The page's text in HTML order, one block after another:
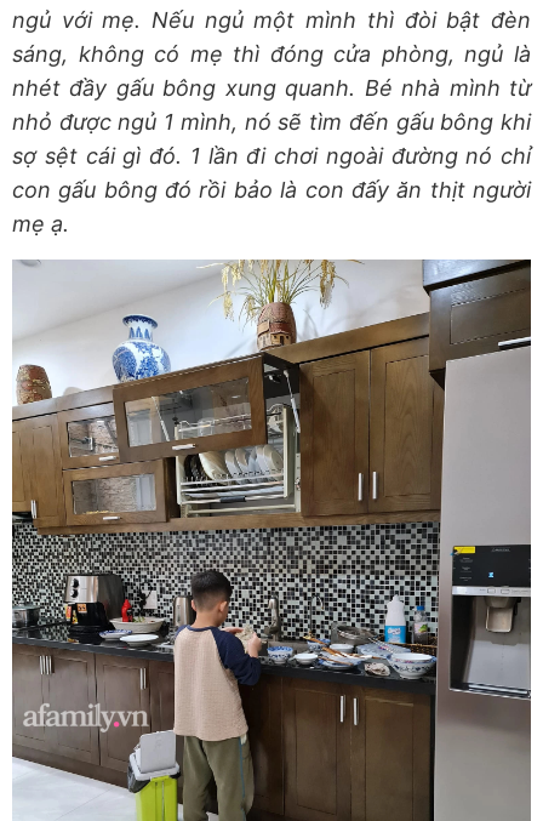
ngủ với mẹ. Nếu ngủ một mình thì đòi bật đèn
sáng, không có mẹ thì đóng cửa phòng, ngủ là
nhét đầy gấu bông xung quanh. Bé nhà mình từ
nhỏ được ngủ 1 mình, nó sẽ tìm đến gấu bông khi
sợ sệt cái gì đó. 1 lần đi chơi ngoài đường nó chỉ
con gấu bông đó rồi bảo là con đấy ăn thịt người
mẹ ạ.